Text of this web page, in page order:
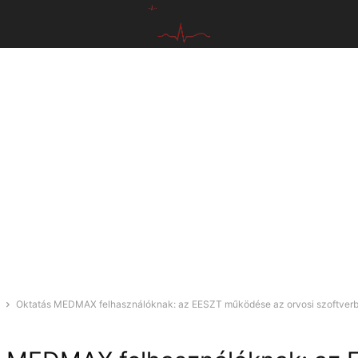
Oktatás MEDMAX felhasználóknak: az EESZT működése az orvosi